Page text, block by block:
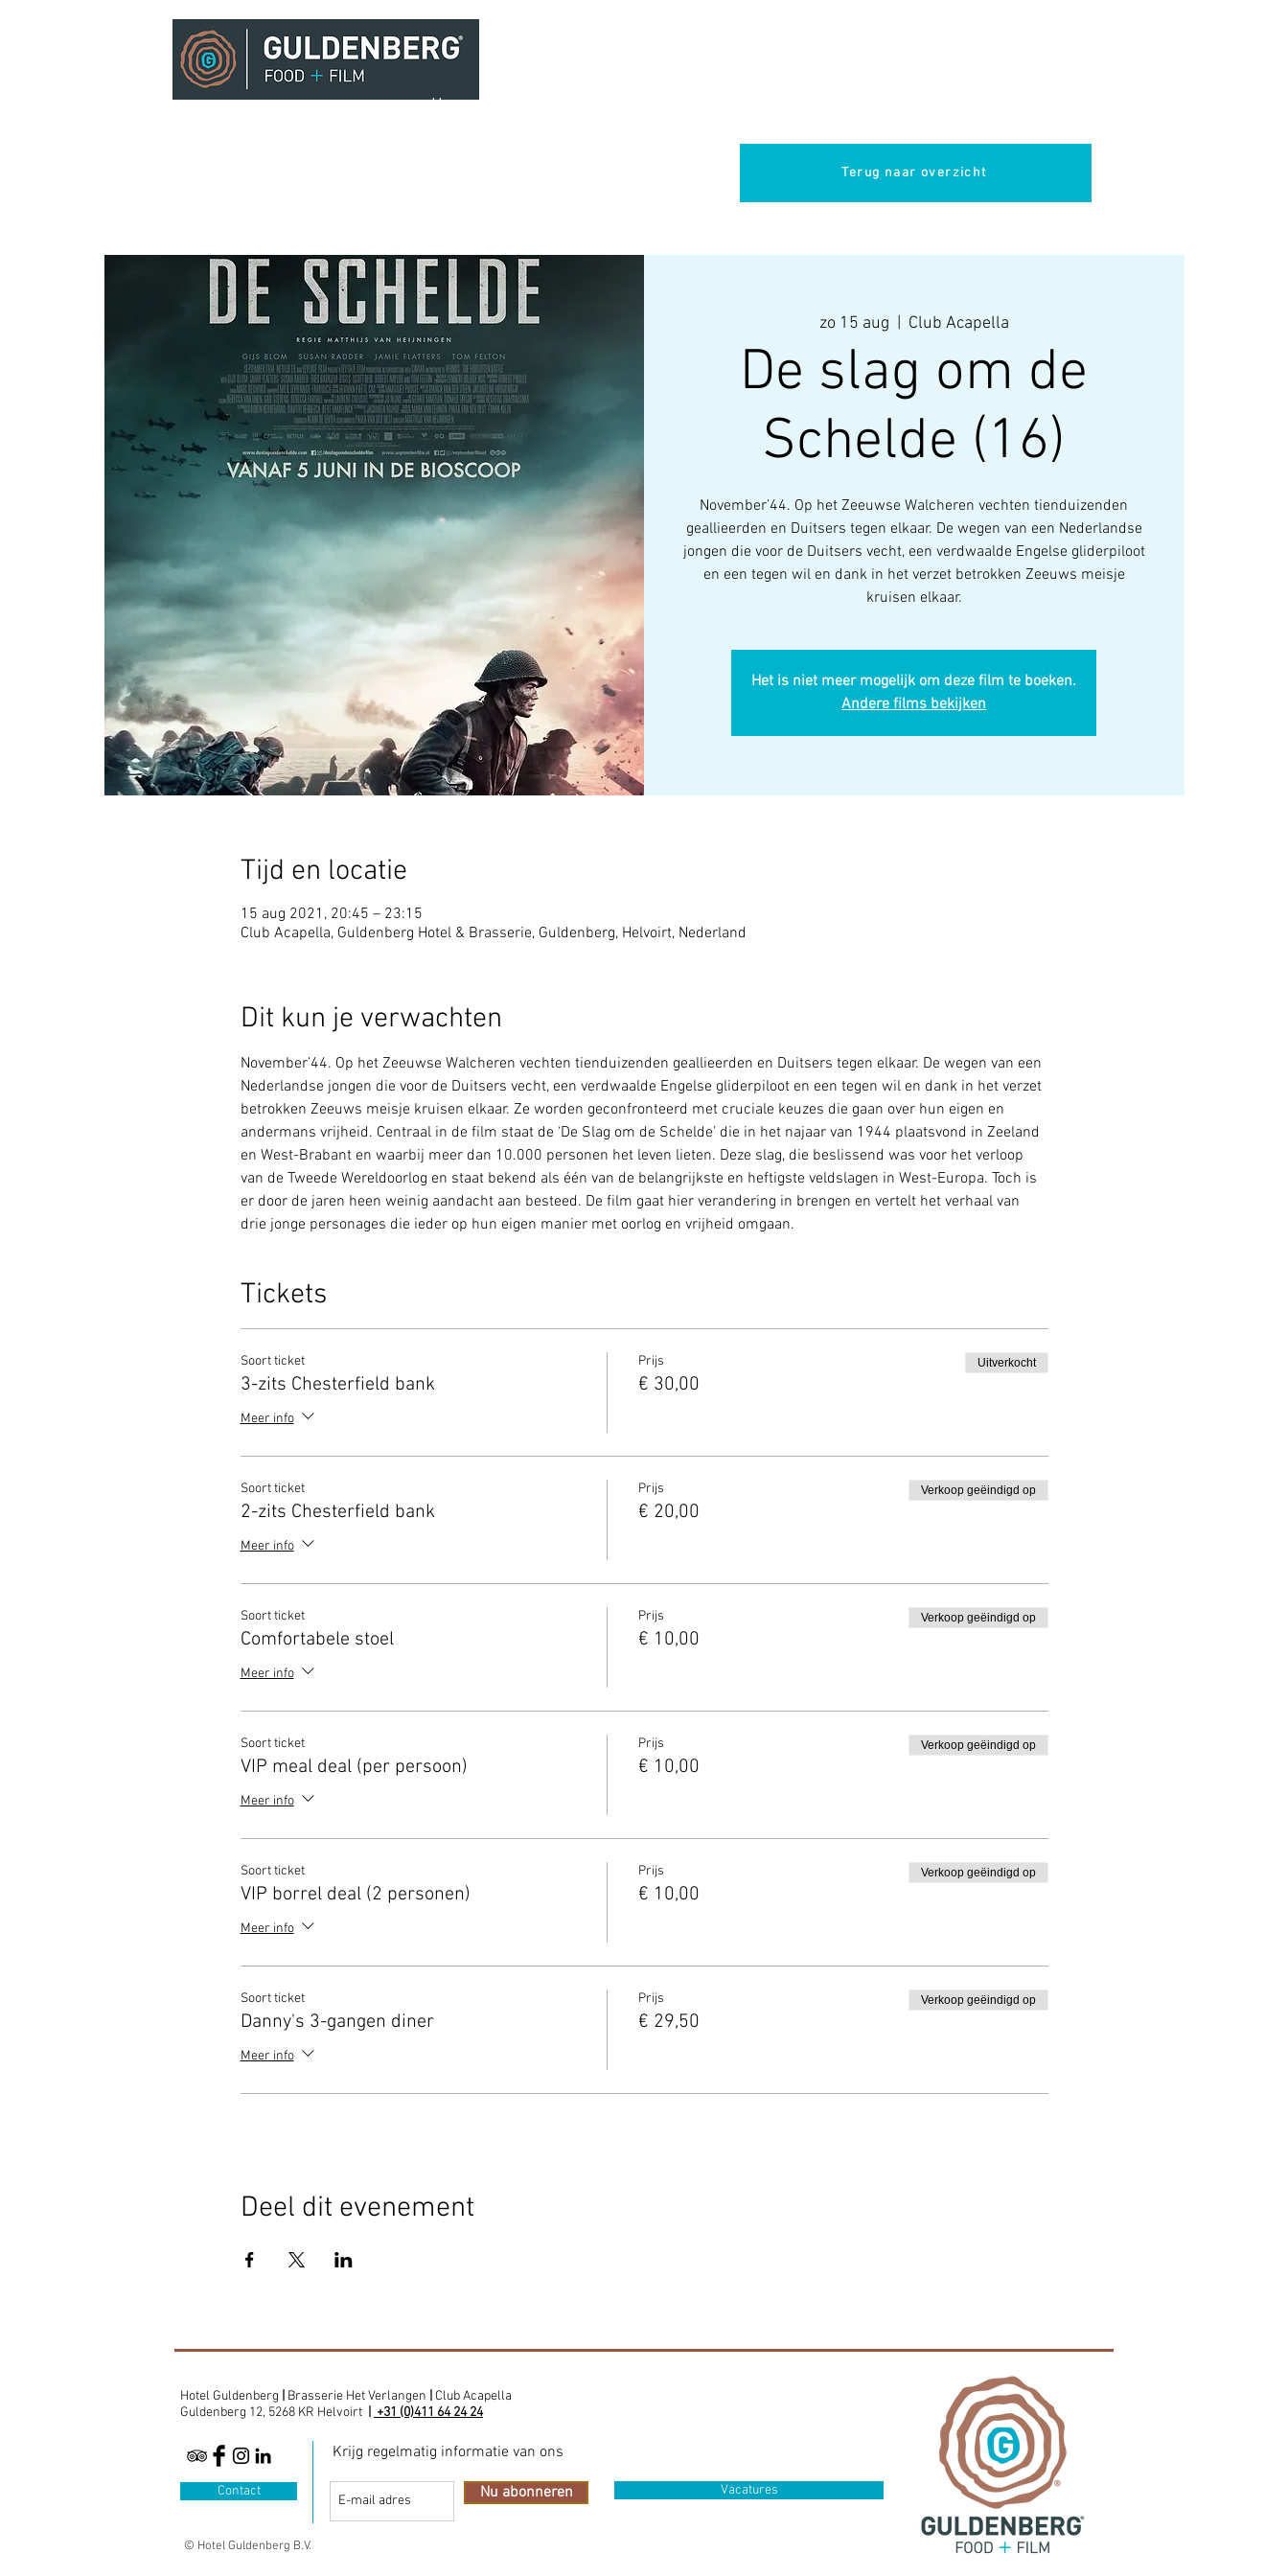
Home
Terug naar overzicht
zo 15 aug
  |
Club Acapella
De slag om de
Schelde (16)
November’44. Op het Zeeuwse Walcheren vechten tienduizenden
geallieerden en Duitsers tegen elkaar. De wegen van een Nederlandse
jongen die voor de Duitsers vecht, een verdwaalde Engelse gliderpiloot
en een tegen wil en dank in het verzet betrokken Zeeuws meisje
kruisen elkaar.
Het is niet meer mogelijk om deze film te boeken.
Andere films bekijken
Tijd en locatie
15 aug 2021, 20:45 – 23:15
Club Acapella, Guldenberg Hotel & Brasserie, Guldenberg, Helvoirt, Nederland
Dit kun je verwachten
November’44. Op het Zeeuwse Walcheren vechten tienduizenden geallieerden en Duitsers tegen elkaar. De wegen van een
Nederlandse jongen die voor de Duitsers vecht, een verdwaalde Engelse gliderpiloot en een tegen wil en dank in het verzet
betrokken Zeeuws meisje kruisen elkaar. Ze worden geconfronteerd met cruciale keuzes die gaan over hun eigen en
andermans vrijheid. Centraal in de film staat de ‘De Slag om de Schelde’ die in het najaar van 1944 plaatsvond in Zeeland
en West-Brabant en waarbij meer dan 10.000 personen het leven lieten. Deze slag, die beslissend was voor het verloop
van de Tweede Wereldoorlog en staat bekend als één van de belangrijkste en heftigste veldslagen in West-Europa. Toch is
er door de jaren heen weinig aandacht aan besteed. De film gaat hier verandering in brengen en vertelt het verhaal van
drie jonge personages die ieder op hun eigen manier met oorlog en vrijheid omgaan.
Tickets
Soort ticket
3-zits Chesterfield bank
Meer info
Prijs
€ 30,00
Uitverkocht
Soort ticket
2-zits Chesterfield bank
Meer info
Prijs
€ 20,00
Verkoop geëindigd op
Soort ticket
Comfortabele stoel
Meer info
Prijs
€ 10,00
Verkoop geëindigd op
Soort ticket
VIP meal deal (per persoon)
Meer info
Prijs
€ 10,00
Verkoop geëindigd op
Soort ticket
VIP borrel deal (2 personen)
Meer info
Prijs
€ 10,00
Verkoop geëindigd op
Soort ticket
Danny's 3-gangen diner
Meer info
Prijs
€ 29,50
Verkoop geëindigd op
Deel dit evenement
Hotel Guldenberg Brasserie Het Verlangen
Club Acapella
Guldenberg 12, 5268 KR Helvoirt
+31 (0)411 64 24 24
Contact
Krijg regelmatig informatie van ons
Nu abonneren Vacatures
© Hotel Guldenberg B.V.